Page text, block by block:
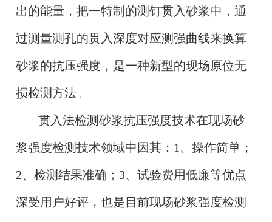
出的能量，把一特制的测钉贯入砂浆中，通
过测量测孔的贯入深度对应测强曲线来换算
砂浆的抗压强度，是一种新型的现场原位无
损检测方法。
贯入法检测砂浆抗压强度技术在现场砂
浆强度检测技术领域中因其：1、操作简单；
2、检测结果准确；3、试验费用低廉等优点
深受用户好评，也是目前现场砂浆强度检测